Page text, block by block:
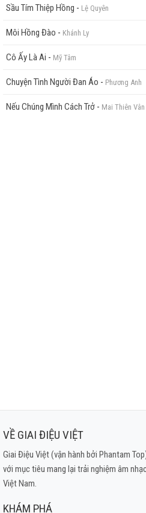
Sầu Tím Thiệp Hồng - Lệ Quyên
Môi Hồng Đào - Khánh Ly
Cô Ấy Là Ai - Mỹ Tâm
Chuyện Tình Người Đan Áo - Phương Anh
Nếu Chúng Mình Cách Trở - Mai Thiên Vân
VỀ GIAI ĐIỆU VIỆT
Giai Điệu Việt (vận hành bởi Phantam
với mục tiêu mang lại trải nghiệm âm
Việt Nam.
KHÁM PHÁ